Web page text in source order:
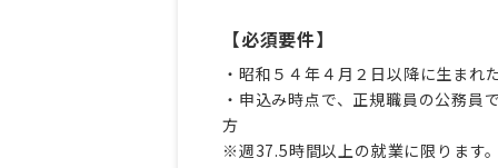
【必須要件】
・昭和５４年４月２日以降に生まれ
・申込み時点で、正規職員の公務
方
※週37.5時間以上の就業に限ります